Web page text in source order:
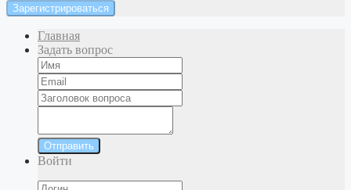
Главная
Задать вопрос
Отправить
Войти